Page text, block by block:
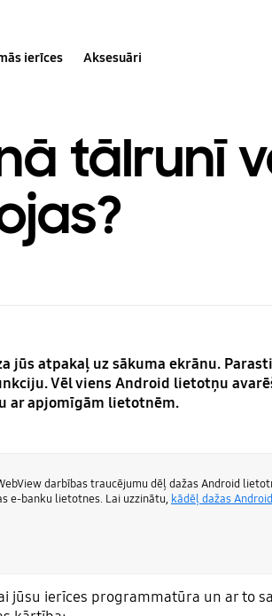
ierīces Aksesuāri
tālrunī
atpakaļ uz sākuma ekrānu.
Vēl viens Android lietotņu
ar apjomīgām lietotnēm.
darbības traucējumu dēļ dažas Android
e-banku lietotnes. Lai uzzinātu, kādēļ dažas
jūsu ierīces programmatūra un ar to